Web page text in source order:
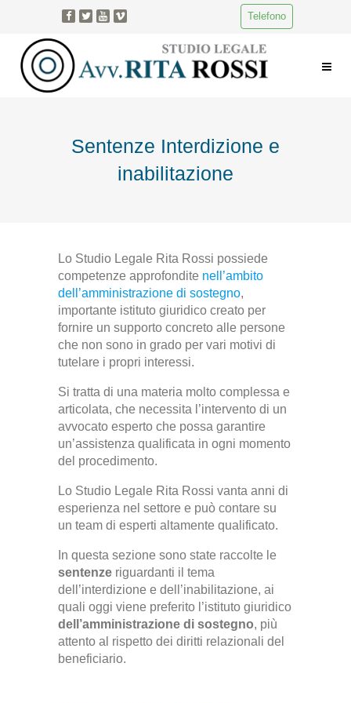
Telefono
Sentenze Interdizione e
inabilitazione
Lo Studio Legale Rita Rossi possiede
competenze approfondite nell’ambito
dell’amministrazione di sostegno,
importante istituto giuridico creato per
fornire un supporto concreto alle persone
che non sono in grado per vari motivi di
tutelare i propri interessi.
Si tratta di una materia molto complessa e
articolata, che necessita l’intervento di un
avvocato esperto che possa garantire
un’assistenza qualificata in ogni momento
del procedimento.
Lo Studio Legale Rita Rossi vanta anni di
esperienza nel settore e può contare su
un team di esperti altamente qualificato.
In questa sezione sono state raccolte le
sentenze riguardanti il tema
dell’interdizione e dell’inabilitazione, ai
quali oggi viene preferito l’istituto giuridico
dell’amministrazione di sostegno, più
attento al rispetto dei diritti relazionali del
beneficiario.